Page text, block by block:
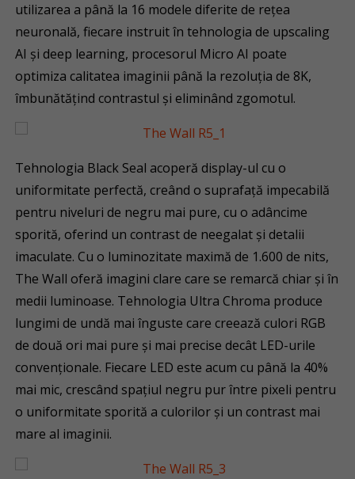
utilizarea a până la 16 modele diferite de rețea
neuronală, fiecare instruit în tehnologia de upscaling
AI și deep learning, procesorul Micro AI poate
optimiza calitatea imaginii până la rezoluția de 8K,
îmbunătățind contrastul și eliminând zgomotul.
Tehnologia Black Seal acoperă display-ul cu o
uniformitate perfectă, creând o suprafață impecabilă
pentru niveluri de negru mai pure, cu o adâncime
sporită, oferind un contrast de neegalat și detalii
imaculate. Cu o luminozitate maximă de 1.600 de nits,
The Wall oferă imagini clare care se remarcă chiar și în
medii luminoase. Tehnologia Ultra Chroma produce
lungimi de undă mai înguste care creează culori RGB
de două ori mai pure și mai precise decât LED-urile
convenționale. Fiecare LED este acum cu până la 40%
mai mic, crescând spațiul negru pur între pixeli pentru
o uniformitate sporită a culorilor și un contrast mai
mare al imaginii.